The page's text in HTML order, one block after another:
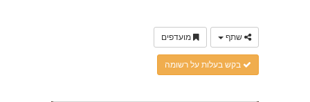
שתף מועדפים
בקש בעלות על רשומה